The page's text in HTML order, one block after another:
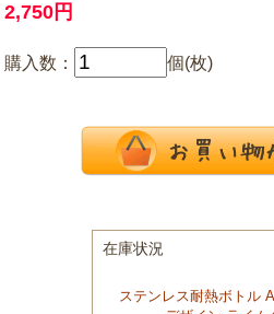
2,750円
購入数： 個(枚)